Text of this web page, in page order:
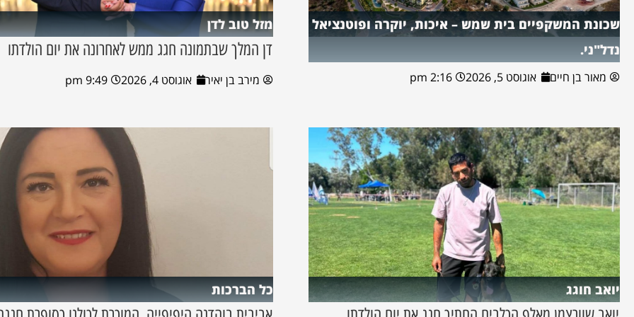
שכונת המשקפיים בית שמש – איכות, יוקרה ופוטנציאל
נדל"ני.
מאור בן חיים אוגוסט 5, 2026 2:16 pm
מזל טוב לדן
דן המלך שבתמונה חגג ממש לאחרונה את יום הולדתו
מירב בן יאיר אוגוסט 4, 2026 9:49 pm
יואב חוגג כל הברכות